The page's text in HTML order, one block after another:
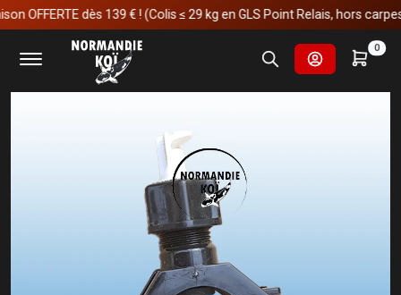
OFFERTE dès 139 € ! (Colis ≤ 29 kg en GLS Point Relais, hors carpes
0
Accueil Buse